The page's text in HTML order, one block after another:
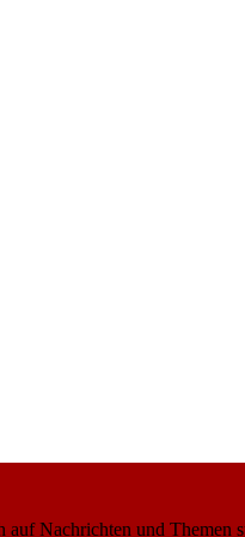
Nachrichten und Themen